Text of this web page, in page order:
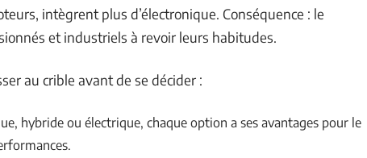
intègrent plus d’électronique. Conséquence : le
et industriels à revoir leurs habitudes.
au crible avant de se décider :
hybride ou électrique, chaque option a ses avantages pour le